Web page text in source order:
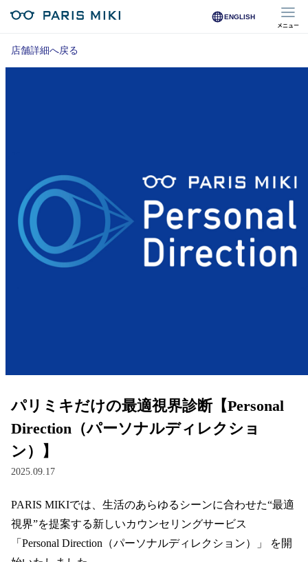
ENGLISH
メニュー
マイページ
店舗を探す
店舗検索/来店予約
商品を探す
サングラス
補聴器
コンタクトレンズ
グッズ・小物
ブランドを探す
店舗詳細へ戻る
パリミキだけの最適視界診断【Personal
Direction（パーソナルディレクショ
ン）】
2025.09.17
PARIS MIKIでは、生活のあらゆるシーンに合わせた“最適
視界”を提案する新しいカウンセリングサービス
「Personal Direction（パーソナルディレクション）」 を開